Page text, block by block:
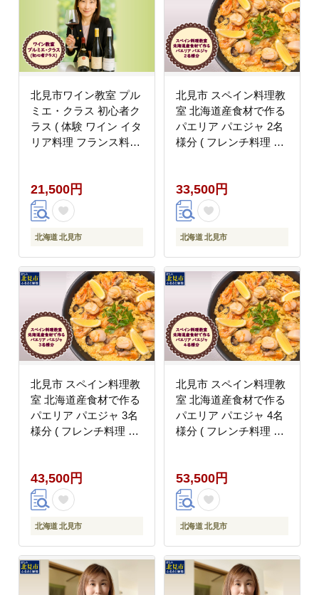
北見市ワイン教室 プル
ミエ・クラス 初心者ク
ラス ( 体験 ワイン イタ
リア料理 フランス料理
21,500円
北海道 北見市
北見市 スペイン料理教
室 北海道産食材で作る
パエリア パエジャ 2名
様分 ( フレンチ料理 パ
33,500円
北海道 北見市
北見市 スペイン料理教
室 北海道産食材で作る
パエリア パエジャ 3名
様分 ( フレンチ料理 パ
43,500円
北海道 北見市
北見市 スペイン料理教
室 北海道産食材で作る
パエリア パエジャ 4名
様分 ( フレンチ料理 パ
53,500円
北海道 北見市